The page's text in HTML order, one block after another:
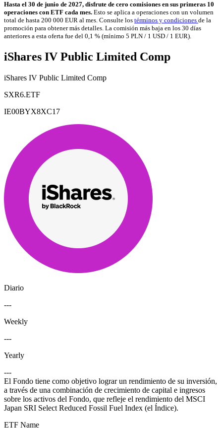
Hasta el 30 de junio de 2027, disfrute de cero comisiones en sus primeras 10
operaciones con ETF cada mes. Esto se aplica a operaciones con un volumen
total de hasta 200 000 EUR al mes. Consulte los términos y condiciones de la
promoción para obtener más detalles. La comisión más baja en los 30 días
anteriores a esta oferta fue del 0,1 % (mínimo 5 PLN / 1 USD / 1 EUR).
iShares IV Public Limited Comp
iShares IV Public Limited Comp
SXR6.ETF
IE00BYX8XC17
Diario
---
Weekly
---
Yearly
---
El Fondo tiene como objetivo lograr un rendimiento de su inversión,
a través de una combinación de crecimiento de capital e ingresos
sobre los activos del Fondo, que refleje el rendimiento del MSCI
Japan SRI Select Reduced Fossil Fuel Index (el Índice).
ETF Name